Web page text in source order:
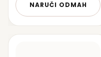
NARUČI ODMAH